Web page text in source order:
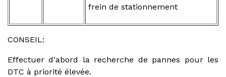
frein de stationnement
CONSEIL:
Effectuer d'abord la recherche de pannes pour les
DTC à priorité élevée.